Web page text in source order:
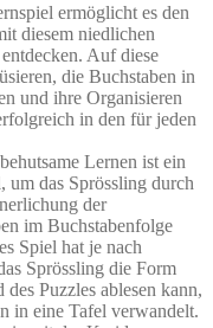
ermöglicht es den
diesem niedlichen
Auf diese
die Buchstaben in
und ihre Organisieren
in den für jeden
Lernen ist ein
um das Sprössling durch
der
im Buchstabenfolge
Spiel hat je nach
Sprössling die Form
Puzzles ablesen kann,
in eine Tafel verwandelt.